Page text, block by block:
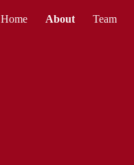
Skip to navigation
Home About Team